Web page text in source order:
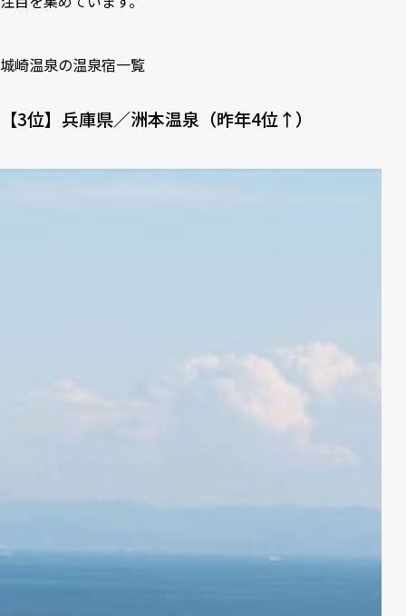
城崎温泉の温泉宿一覧
【3位】兵庫県／洲本温泉（昨年4位↑）